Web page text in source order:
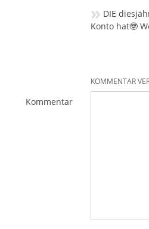
» DIE
Konto hat🤓
KOMMENTAR
Kommentar